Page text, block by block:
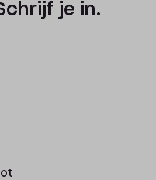
je in.